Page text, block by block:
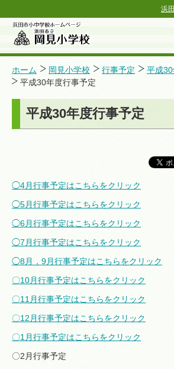
浜
浜田市小中学校ホームページ
ホーム 岡見小学校 行事予定
平成
平成30年度行事予定
平成30年度行事予定
◯4月行事予定はこちらをクリック
◯5月行事予定はこちらをクリック
◯6月行事予定はこちらをクリック
◯7月行事予定はこちらをクリック
◯8月，9月行事予定はこちらをクリック
〇10月行事予定はこちらをクリック
〇11月行事予定はこちらをクリック
〇12月行事予定はこちらをクリック
〇1月行事予定はこちらをクリック
〇2月行事予定